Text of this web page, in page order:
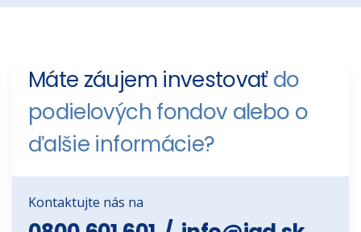
Máte záujem investovaťdo
podielových fondov alebo o
ďalšie informácie?
Kontaktujte nás na